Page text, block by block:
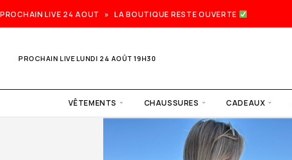
PROCHAIN LIVE 24 AOUT » LA BOUTIQUE RESTE OUVERTE
PROCHAIN LIVE LUNDI 24 AOÛT 19H30
VÊTEMENTS CHAUSSURES CADEAUX